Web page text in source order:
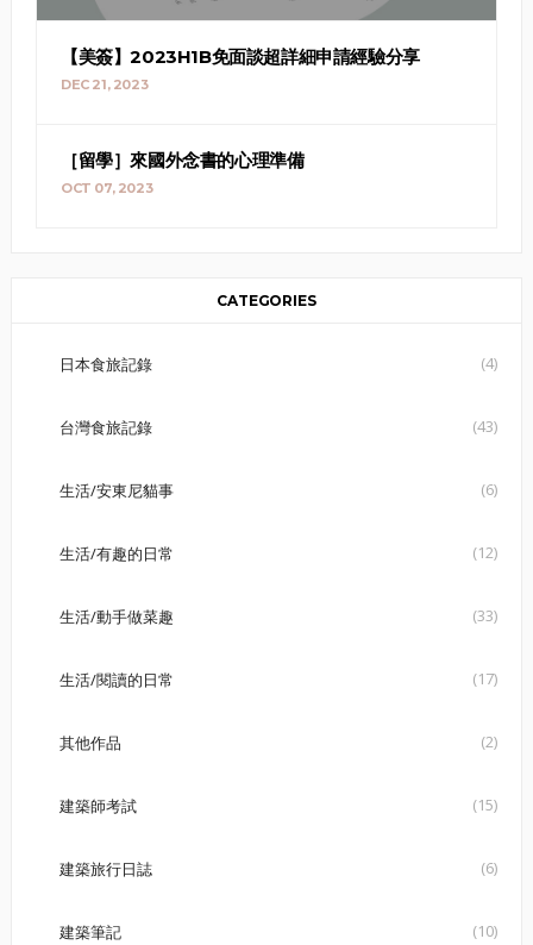
【美簽】2023H1B免面談超詳細申請經驗分享
DEC 21, 2023
［留學］來國外念書的心理準備
OCT 07, 2023
CATEGORIES
日本食旅記錄 (4)
台灣食旅記錄 (43)
生活/安東尼貓事 (6)
生活/有趣的日常 (12)
生活/動手做菜趣 (33)
生活/閱讀的日常 (17)
其他作品 (2)
建築師考試 (15)
建築旅行日誌 (6)
建築筆記 (10)